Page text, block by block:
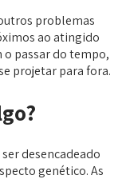
problemas
ao atingido
passar do tempo,
projetar para fora.
desencadeado
genético. As